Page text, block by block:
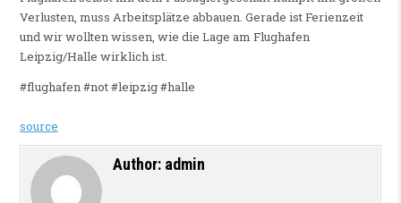
Verlusten, muss Arbeitsplätze abbauen. Gerade ist Ferienzeit
und wir wollten wissen, wie die Lage am Flughafen
Leipzig/Halle wirklich ist.
#flughafen #not #leipzig #halle
source
Author: admin